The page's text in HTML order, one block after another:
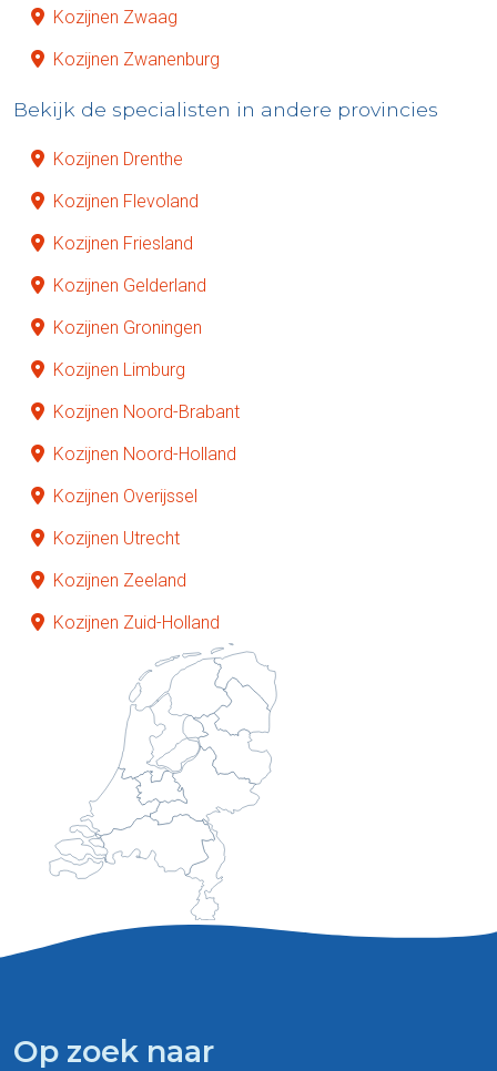
Kozijnen Zwaag
Kozijnen Zwanenburg
Bekijk de specialisten in andere provincies
Kozijnen Drenthe
Kozijnen Flevoland
Kozijnen Friesland
Kozijnen Gelderland
Kozijnen Groningen
Kozijnen Limburg
Kozijnen Noord-Brabant
Kozijnen Noord-Holland
Kozijnen Overijssel
Kozijnen Utrecht
Kozijnen Zeeland
Kozijnen Zuid-Holland
Op zoek naar